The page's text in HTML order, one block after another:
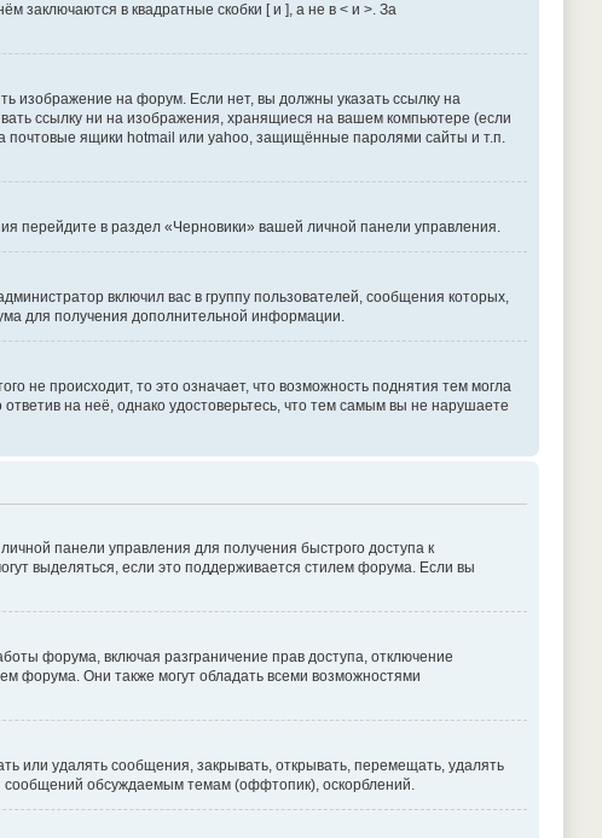
заключаются в квадратные скобки [ и ], а не в < и >. За
изображение на форум. Если нет, вы должны указать ссылку на
ссылку ни на изображения, хранящиеся на вашем компьютере (если
почтовые ящики hotmail или yahoo, защищённые паролями сайты и т.п.
перейдите в раздел «Черновики» вашей личной панели управления.
включил вас в группу пользователей, сообщения которых,
для получения дополнительной информации.
не происходит, то это означает, что возможность поднятия тем могла
на неё, однако удостоверьтесь, что тем самым вы не нарушаете
панели управления для получения быстрого доступа к
выделяться, если это поддерживается стилем форума. Если вы
форума, включая разграничение прав доступа, отключение
форума. Они также могут обладать всеми возможностями
или удалять сообщения, закрывать, открывать, перемещать, удалять
сообщений обсуждаемым темам (оффтопик), оскорблений.